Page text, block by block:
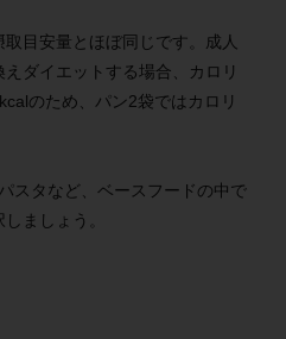
目安量とほぼ同じです。成人
ダイエットする場合、カロリ
のため、パン2袋ではカロリ
スタなど、ベースフードの中で
ましょう。